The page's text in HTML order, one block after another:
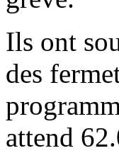
Ils ont
des
attend